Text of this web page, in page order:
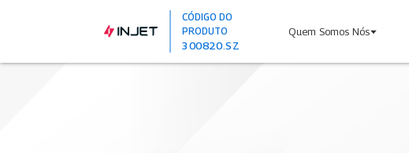
CÓDIGO DO
PRODUTO
300820.SZ
Quem Somos Nós